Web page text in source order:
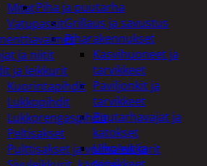
Piha ja puutarha
Grillaus ja savustus
Piharakennukset
Kasvihuoneet ja
tarvikkeet
Paviljonkit ja
tarvikkeet
Puutarhavajat ja
katokset
Ulko-wc ja
Mitat
Vatupassit
ja niitit
ja leikkurit
Kuorintapihdit
Lukkopihdit
Lukkorengaspihdit
Peltisakset
Pulttisakset ja voimaleikkurit